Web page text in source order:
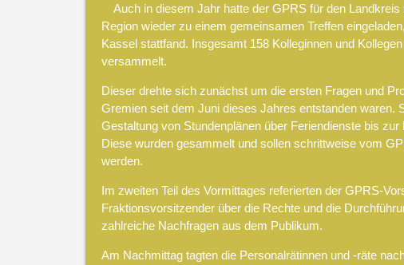
Auch in diesem Jahr hatte der GPRS für den
Region wieder zu einem gemeinsamen Treffen
Kassel stattfand. Insgesamt 158 Kolleginnen und
versammelt.
Dieser drehte sich zunächst um die ersten Fragen und
Gremien seit dem Juni dieses Jahres entstanden waren.
Gestaltung von Stundenplänen über Feriendienste bis
Diese wurden gesammelt und sollen schrittweise vom
werden.
Im zweiten Teil des Vormittages referierten der GPRS-
Fraktionsvorsitzender über die Rechte und die
zahlreiche Nachfragen aus dem Publikum.
Am Nachmittag tagten die Personalrätinnen und -räte